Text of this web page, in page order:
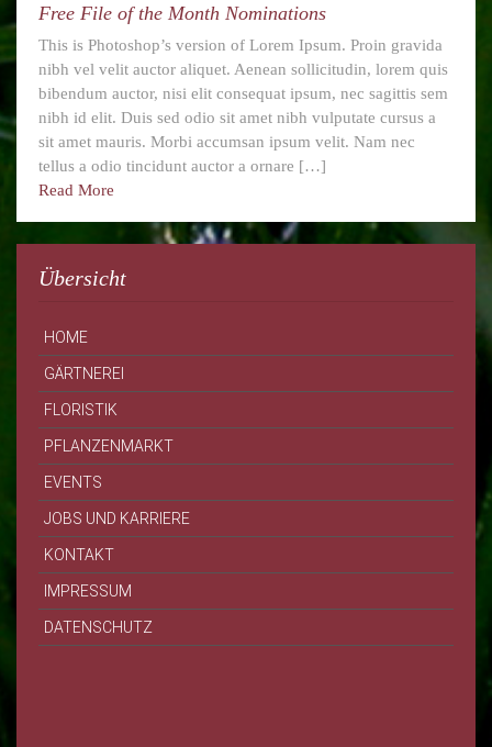
Free File of the Month Nominations
This is Photoshop’s version of Lorem Ipsum. Proin gravida
nibh vel velit auctor aliquet. Aenean sollicitudin, lorem quis
bibendum auctor, nisi elit consequat ipsum, nec sagittis sem
nibh id elit. Duis sed odio sit amet nibh vulputate cursus a
sit amet mauris. Morbi accumsan ipsum velit. Nam nec
tellus a odio tincidunt auctor a ornare […]
Read More
Übersicht
HOME
GÄRTNEREI
FLORISTIK
PFLANZENMARKT
EVENTS
JOBS UND KARRIERE
KONTAKT
IMPRESSUM
DATENSCHUTZ